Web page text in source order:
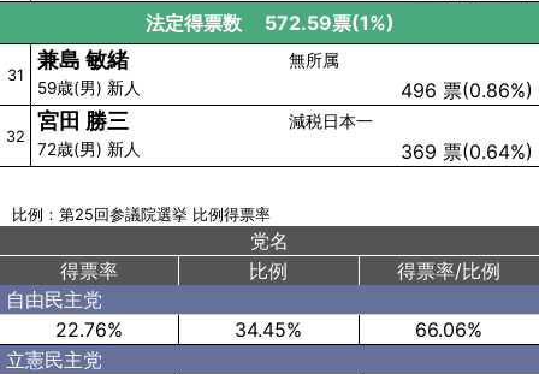
法定得票数
572.59票(1%)
31
兼島 敏緒
59歳(男) 新人
無所属
496 票(0.86%)
32
宮田 勝三
72歳(男) 新人
減税日本一
369 票(0.64%)
比例：第25回参議院選挙 比例得票率
党名
得票率
比例
得票率/比例
自由民主党
22.76%
34.45%
66.06%
立憲民主党